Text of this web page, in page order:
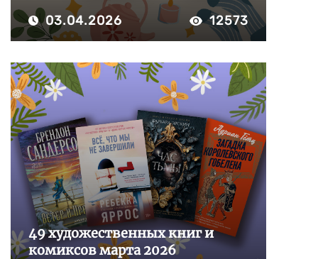
03.04.2026 12573
49 художественных книг и
комиксов марта 2026